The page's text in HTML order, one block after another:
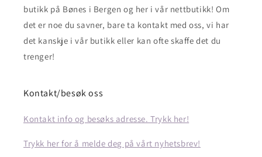
butikk på Bønes i Bergen og her i vår nettbutikk! Om
det er noe du savner, bare ta kontakt med oss, vi har
det kanskje i vår butikk eller kan ofte skaffe det du
trenger!
Kontakt/besøk oss
Kontakt info og besøks adresse. Trykk her!
Trykk her for å melde deg på vårt nyhetsbrev!